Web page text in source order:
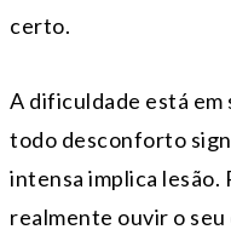
certo.
A dificuldade está em
todo desconforto
intensa implica
realmente ouvir o